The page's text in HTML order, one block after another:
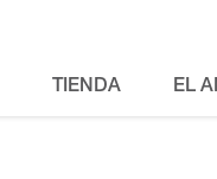
TIENDA EL